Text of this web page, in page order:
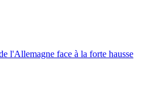
l'Allemagne face à la forte hausse